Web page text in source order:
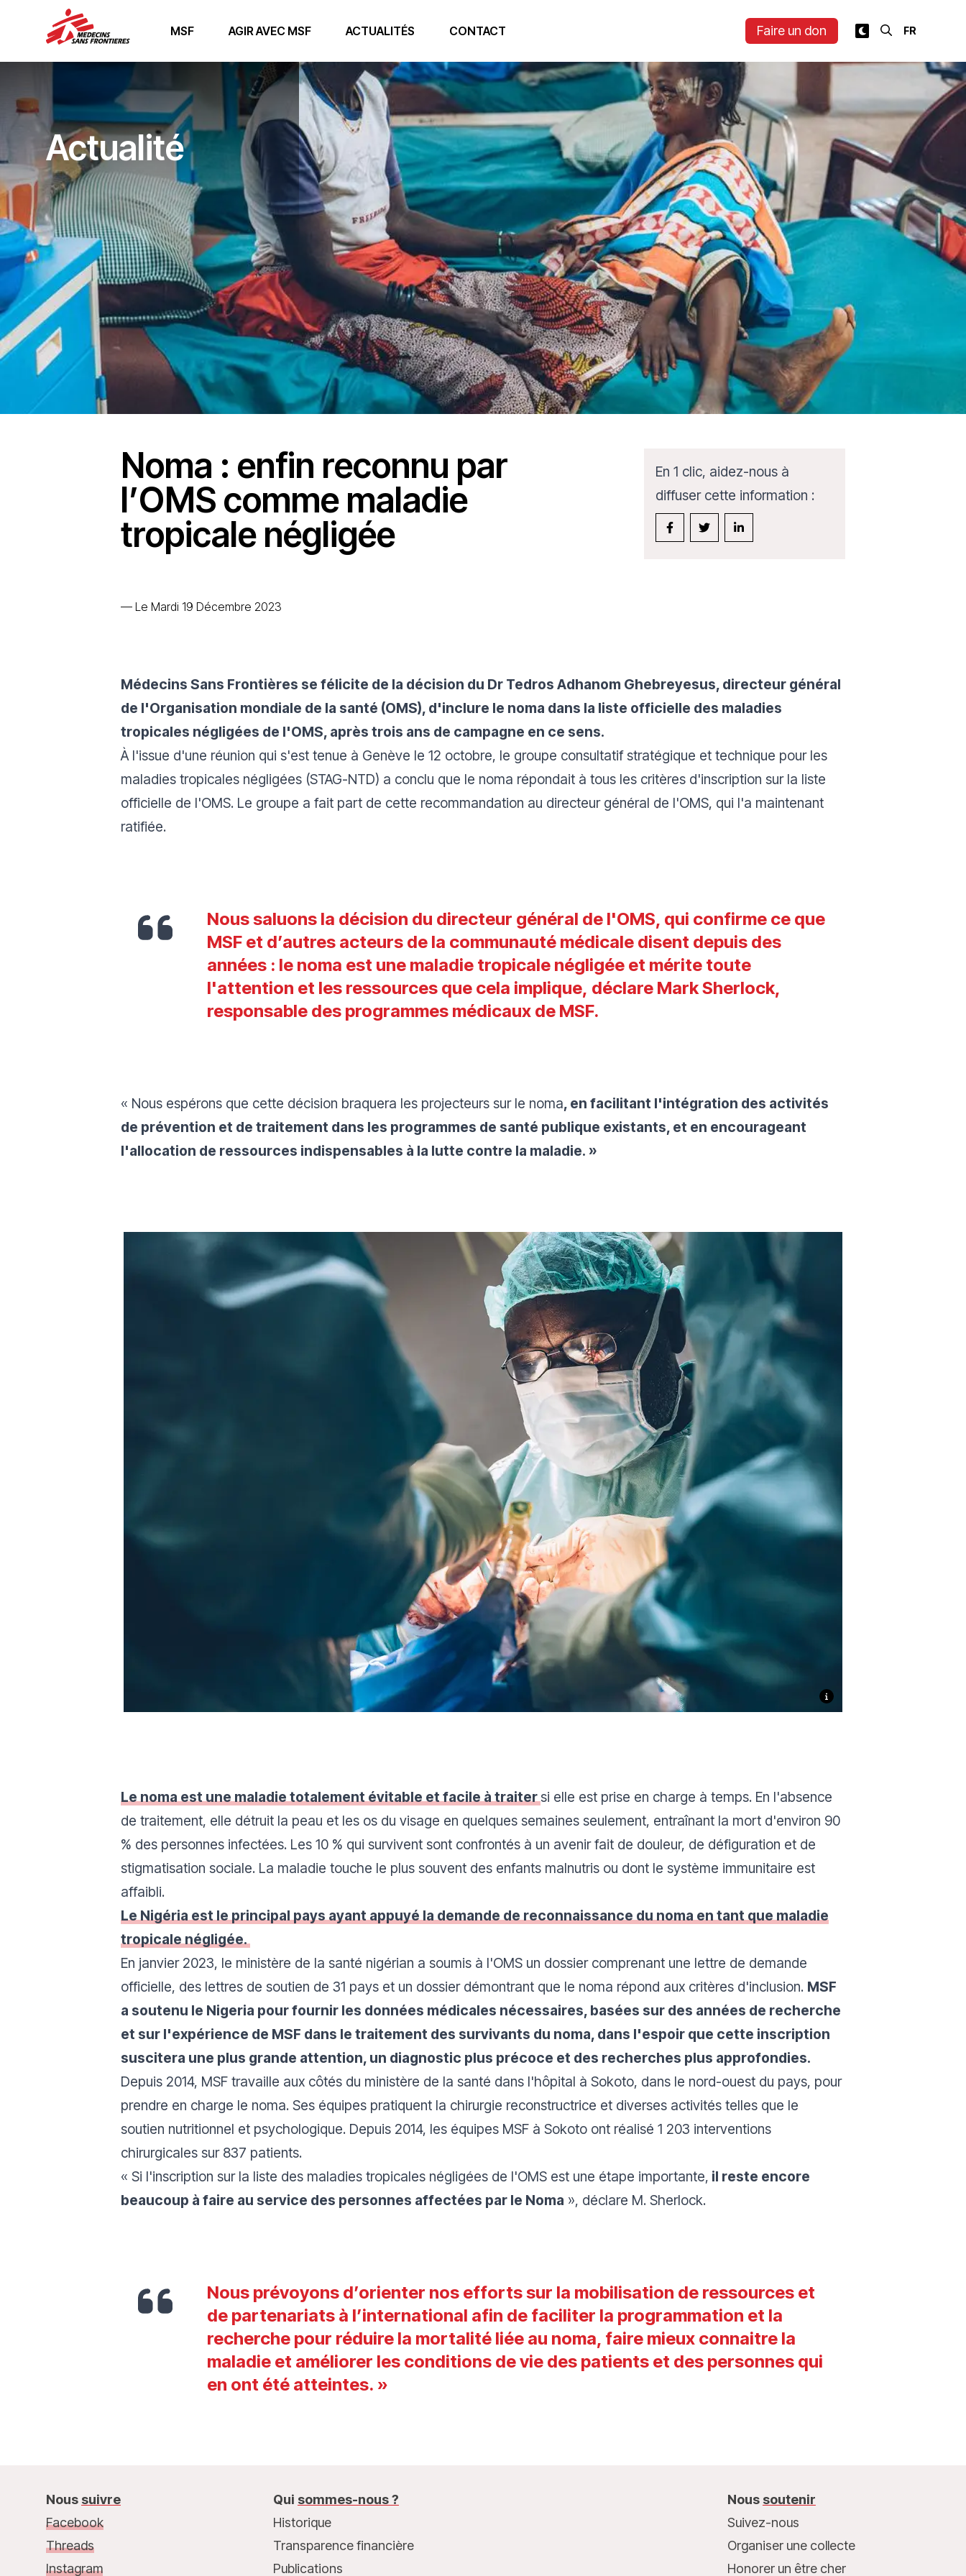
MSF AGIR AVEC MSF ACTUALITÉS CONTACT Faire un don
Actualité
Noma : enfin reconnu par
l’OMS comme maladie
tropicale négligée
— Le Mardi 19 Décembre 2023
En 1 clic, aidez-nous à
diffuser cette information :
Médecins Sans Frontières se félicite de la décision du Dr Tedros Adhanom Ghebreyesus, directeur général
de l'Organisation mondiale de la santé (OMS), d'inclure le noma dans la liste officielle des maladies
tropicales négligées de l'OMS, après trois ans de campagne en ce sens.
À l'issue d'une réunion qui s'est tenue à Genève le 12 octobre, le groupe consultatif stratégique et technique pour les
maladies tropicales négligées (STAG-NTD) a conclu que le noma répondait à tous les critères d'inscription sur la liste
officielle de l'OMS. Le groupe a fait part de cette recommandation au directeur général de l'OMS, qui l'a maintenant
ratifiée.
Nous saluons la décision du directeur général de l'OMS, qui confirme ce que
MSF et d’autres acteurs de la communauté médicale disent depuis des
années : le noma est une maladie tropicale négligée et mérite toute
l'attention et les ressources que cela implique, déclare Mark Sherlock,
responsable des programmes médicaux de MSF.
« Nous espérons que cette décision braquera les projecteurs sur le noma, en facilitant l'intégration des activités
de prévention et de traitement dans les programmes de santé publique existants, et en encourageant
l'allocation de ressources indispensables à la lutte contre la maladie. »
Le noma est une maladie totalement évitable et facile à traitersi elle est prise en charge à temps. En l'absence
de traitement, elle détruit la peau et les os du visage en quelques semaines seulement, entraînant la mort d'environ 90
% des personnes infectées. Les 10 % qui survivent sont confrontés à un avenir fait de douleur, de défiguration et de
stigmatisation sociale. La maladie touche le plus souvent des enfants malnutris ou dont le système immunitaire est
affaibli.
Le Nigéria est le principal pays ayant appuyé la demande de reconnaissance du noma en tant que maladie
tropicale négligée.
En janvier 2023, le ministère de la santé nigérian a soumis à l'OMS un dossier comprenant une lettre de demande
officielle, des lettres de soutien de 31 pays et un dossier démontrant que le noma répond aux critères d'inclusion. MSF
a soutenu le Nigeria pour fournir les données médicales nécessaires, basées sur des années de recherche
et sur l'expérience de MSF dans le traitement des survivants du noma, dans l'espoir que cette inscription
suscitera une plus grande attention, un diagnostic plus précoce et des recherches plus approfondies.
Depuis 2014, MSF travaille aux côtés du ministère de la santé dans l'hôpital à Sokoto, dans le nord-ouest du pays, pour
prendre en charge le noma. Ses équipes pratiquent la chirurgie reconstructrice et diverses activités telles que le
soutien nutritionnel et psychologique. Depuis 2014, les équipes MSF à Sokoto ont réalisé 1 203 interventions
chirurgicales sur 837 patients.
« Si l'inscription sur la liste des maladies tropicales négligées de l'OMS est une étape importante, il reste encore
beaucoup à faire au service des personnes affectées par le Noma », déclare M. Sherlock.
Nous prévoyons d’orienter nos efforts sur la mobilisation de ressources et
de partenariats à l’international afin de faciliter la programmation et la
recherche pour réduire la mortalité liée au noma, faire mieux connaitre la
maladie et améliorer les conditions de vie des patients et des personnes qui
en ont été atteintes. »
Nous suivre
Facebook
Threads
Instagram
Qui sommes-nous ?
Historique
Transparence financière
Publications
Nous soutenir
Suivez-nous
Organiser une collecte
Honorer un être cher